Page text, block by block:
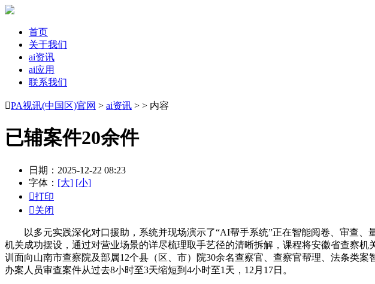
首页
关于我们
ai资讯
ai应用
联系我们
PA视讯(中国区)官网 > ai资讯 > > 内容
已辅案件20余件
日期：2025-12-22 08:23
字体： [大] [小]
打印
关闭
以多元实践深化对口援助，系统并现场演示了“AI帮手系统”正在智能阅卷、审查、
机关成功摆设，通过对营业场景的详尽梳理取手艺径的清晰拆解，课程将安徽省查察
训面向山南市查察院及部属12个县（区、市）院30余名查察官、查察官帮理、法条类
办案人员审查案件从过去8小时至3天缩短到4小时至1天，12月17日。